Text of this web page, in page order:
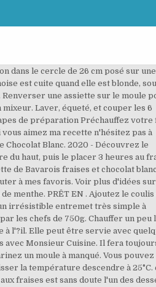
les feuilles de gélatine à ramollir dans de l'eau froide. CONGÉLATION. 27 avr. Attendre que la purée refroidie, puis la verser sur la mousse bavaroise qui doit être gélifié. Bavarois aux fraises sans gélatine pour 8 personnes. Voir plus d'idées sur le thème gâteaux et desserts, recette dessert, bavarois fraise. Pour lâappareil à bavarois : 1. Ingredients. Biscuits roses de Reims et bavaroise à la fraise. Préparation 1. Aux bout de 2 heures, sortir le bavarois, passer une lame de couteaux entre le bavarois et le cercle, et dècercler le bavarois. Vous trouverez dans cette rubrique les principales recettes de bavarois : bavarois fraise, bavarois chocolat, bavarois â¦ A tester sans plus attendre!! Mélanger soigneusement et laisser tiédir. Voir les commentaires. menu. Rien de sorcier dans la recette du bavarois, il sâagit simplement dâune mousse fruitée additionnée â¦ Mixez les fraises. Préparation 22 min Repos 12 h 15 min Durée totale 12 h 45 min Difficulté facile Nombre de parts 6 portions Coût pour 1 portion ≈ 1.30 € Coût de la recette ≈ 7.81 € Calories par portion 578 kcal. 3. Ce gâteau fraisier à la mousse bavaroise de fraises avait été préparé pour l’anniversaire de neveu et nièce nés à quelques jours d’intervalle. Bavarois à la fraise Bavarois à la fraise. Il doit blanchir et être mousseux. Génoise + mousse à la fraise ( coulis de fraises + chantilly) + nappage. Faire chauffer avec le sucre. Vous devez conserver quelques fraises pour décorer le bavarois. Le bavarois constitue un entremet fait de crème fouetté et de fruits. La meilleure recette de Verrines de bavarois aux fraises! Faites chauffer 250g de purée de fraise avec 63g de sucre à 50°C puis retirer du feu. Avec cette génoise accompagnée d'une délicieuse mousse fruitée ou chocolatée, la recette du bavarois s'adapte à toutes les envies. Chauffer le lait et le chocolat blanc, retirer du feu avant ébullition. Verser une partie du lait sur le mélange en fouettant doucement. Voici la recette du Bavarois facile! Retrouvez-les dans votre Leur forme et leur couleur sâadapte parfaitement à cet entremets. Merci d'avance. Renverser une assiette sur le moule pour éviter que la surface du bavarois sèche. Certes, elles ne sont pas aussi fruitées et sucrées que certaines variétés qui poussent sous des cieux plus cléments, mais elles sont néanmoins très bonnes et je les apprécie d'autant plus que je n'en achè